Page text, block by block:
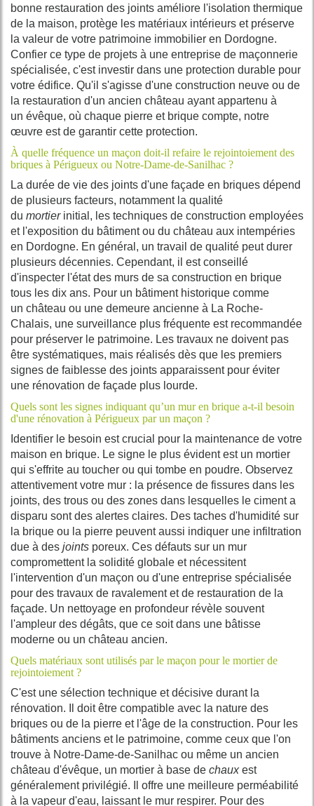
bonne restauration des joints améliore l'isolation thermique
de la maison, protège les matériaux intérieurs et préserve
la valeur de votre patrimoine immobilier en Dordogne.
Confier ce type de projets à une entreprise de maçonnerie
spécialisée, c'est investir dans une protection durable pour
votre édifice. Qu'il s'agisse d'une construction neuve ou de
la restauration d'un ancien château ayant appartenu à
un évêque, où chaque pierre et brique compte, notre
œuvre est de garantir cette protection.
À quelle fréquence un maçon doit-il refaire le rejointoiement des
briques à Périgueux ou Notre-Dame-de-Sanilhac ?
La durée de vie des joints d'une façade en briques dépend
de plusieurs facteurs, notamment la qualité
du mortierinitial, les techniques de construction employées
et l'exposition du bâtimentou du château aux intempéries
en Dordogne. En général, un travail de qualité peut durer
plusieurs décennies. Cependant, il est conseillé
d'inspecter l'état des murs de sa construction en brique
tous les dix ans. Pour un bâtimenthistorique comme
un château ou une demeure ancienne à La Roche-
Chalais, une surveillance plus fréquente est recommandée
pour préserver le patrimoine. Les travaux ne doivent pas
être systématiques, mais réalisés dès que les premiers
signes de faiblesse des joints apparaissent pour éviter
une rénovation de façade plus lourde.
Quels sont les signes indiquant qu’un mur en brique a-t-il besoin
d'une rénovation à Périgueux par un maçon ?
Identifier le besoin est crucial pour la maintenance de votre
maison en brique. Le signe le plus évident est un mortier
qui s'effrite au toucher ou qui tombe en poudre. Observez
attentivement votre mur : la présence de fissures dans les
joints, des trous ou des zones dans lesquelles le ciment a
disparu sont des alertes claires. Des taches d'humidité sur
la brique ou la pierre peuvent aussi indiquer une infiltration
due à des joints poreux. Ces défauts sur un mur
compromettent la solidité globale et nécessitent
l'intervention d'un maçon ou d'une entreprise spécialisée
pour des travaux de ravalement et de restauration de la
façade. Un nettoyage en profondeur révèle souvent
l'ampleur des dégâts, que ce soit dans une bâtisse
moderne ou un château ancien.
Quels matériaux sont utilisés par le maçon pour le mortier de
rejointoiement ?
C'est une sélection technique et décisive durant la
rénovation. Il doit être compatible avec la nature des
briques ou de la pierre et l'âge de la construction. Pour les
bâtiments anciens et le patrimoine, comme ceux que l'on
trouve à Notre-Dame-de-Sanilhac ou même un ancien
château d'évêque, un mortier à base de chauxest
généralement privilégié. Il offre une meilleure perméabilité
à la vapeur d'eau, laissant le mur respirer. Pour des